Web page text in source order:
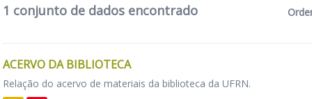
1 conjunto de dados encontrado
ACERVO DA BIBLIOTECA
Relação do acervo de materiais da biblioteca da UFRN.